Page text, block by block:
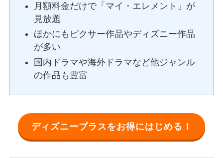
月額料金だけで「マイ・エレメント」が
見放題
ほかにもピクサー作品やディズニー作品
が多い
国内ドラマや海外ドラマなど他ジャンル
の作品も豊富
ディズニープラスをお得にはじめる！